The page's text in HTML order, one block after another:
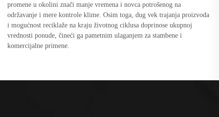
promene u okolini znači manje vremena i novca potrošenog na
održavanje i mere kontrole klime. Osim toga, dug vek trajanja proizvoda
i mogućnost reciklaže na kraju životnog ciklusa doprinose ukupnoj
vrednosti ponude, čineći ga pametnim ulaganjem za stambene i
komercijalne primene.